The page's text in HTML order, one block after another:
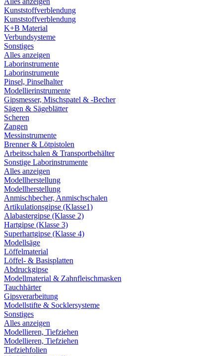
Kunststoffverblendung
Kunststoffverblendung
K+B Material
Verbundsysteme
Sonstiges
Alles anzeigen
Laborinstrumente
Laborinstrumente
Pinsel, Pinselhalter
Modellierinstrumente
Gipsmesser, Mischspatel & -Becher
Sägen & Sägeblätter
Scheren
Zangen
Messinstrumente
Brenner & Lötpistolen
Arbeitsschalen & Transportbehälter
Sonstige Laborinstrumente
Alles anzeigen
Modellherstellung
Modellherstellung
Anmischbecher, Anmischschalen
Artikulationsgipse (Klasse1)
Alabastergipse (Klasse 2)
Hartgipse (Klasse 3)
Superhartgipse (Klasse 4)
Modellsäge
Löffelmaterial
Löffel- & Basisplatten
Abdruckgipse
Modellmaterial & Zahnfleischmasken
Tauchhärter
Gipsverarbeitung
Modellstifte & Socklersysteme
Sonstiges
Alles anzeigen
Modellieren, Tiefziehen
Modellieren, Tiefziehen
Tiefziehfolien